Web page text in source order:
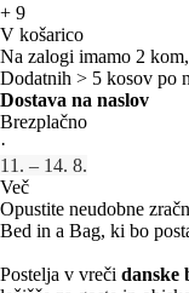
+ 9
V košarico
Na zalogi imamo 2
Dodatnih > 5 kosov po
Dostava na naslov
Brezplačno
·
11. – 14. 8.
Več
Opustite neudobne
Bed in a Bag, ki bo
Postelja v vreči danske